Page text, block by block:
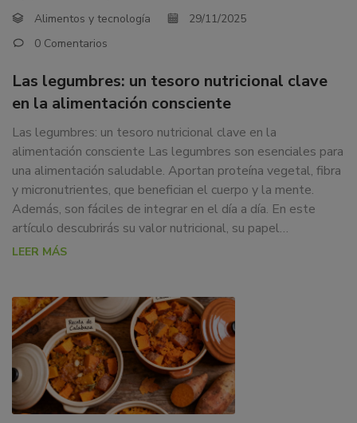
Alimentos y tecnología
29/11/2025
0 Comentarios
Las legumbres: un tesoro nutricional clave
en la alimentación consciente
Las legumbres: un tesoro nutricional clave en la
alimentación consciente Las legumbres son esenciales para
una alimentación saludable. Aportan proteína vegetal, fibra
y micronutrientes, que benefician el cuerpo y la mente.
Además, son fáciles de integrar en el día a día. En este
artículo descubrirás su valor nutricional, su papel…
LEER MÁS